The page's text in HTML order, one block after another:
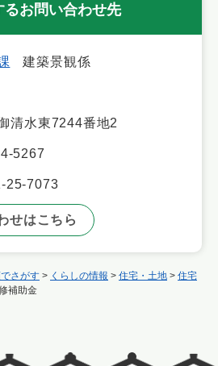
さがす > くらしの情報 > 住宅・土地 > 住宅
補助金
るお問い合わせ先
建築景観係
清水東7244番地2
5267
25-7073
せはこちら